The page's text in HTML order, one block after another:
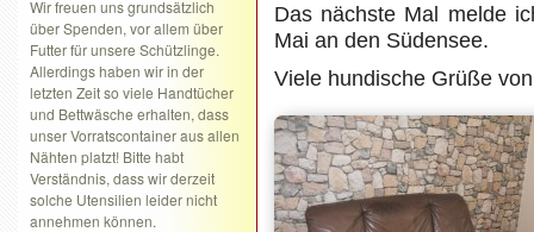
Wir freuen uns grundsätzlich
über Spenden, vor allem über
Futter für unsere Schützlinge.
Allerdings haben wir in der
letzten Zeit so viele Handtücher
und Bettwäsche erhalten, dass
unser Vorratscontainer aus allen
Nähten platzt! Bitte habt
Verständnis, dass wir derzeit
solche Utensilien leider nicht
annehmen können.
Das nächste Mal melde
Mai an den Südensee.
Viele hundische Grüße